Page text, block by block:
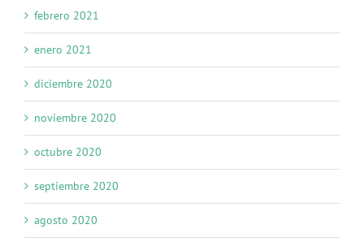
febrero 2021
enero 2021
diciembre 2020
noviembre 2020
octubre 2020
septiembre 2020
agosto 2020